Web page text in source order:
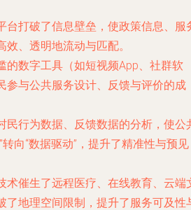
台打破了信息壁垒，使政策信息、服
、透明地流动与匹配。
的数字工具（如短视频App、社群软
参与公共服务设计、反馈与评价的成
民行为数据、反馈数据的分析，使公
向“数据驱动”，提升了精准性与预见
术催生了远程医疗、在线教育、云端
了地理空间限制，提升了服务可及性